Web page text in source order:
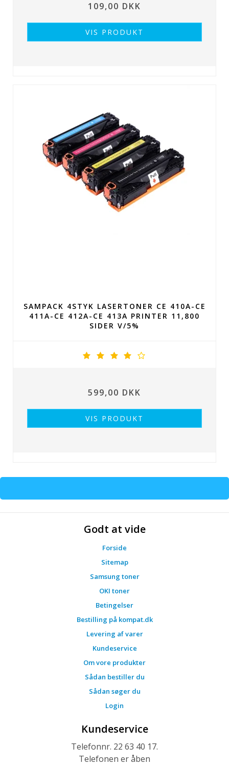
109,00 DKK
VIS PRODUKT
SAMPACK 4STYK LASERTONER CE 410A-CE
411A-CE 412A-CE 413A PRINTER 11,800
SIDER V/5%
599,00 DKK
VIS PRODUKT
Godt at vide
Forside
Sitemap
Samsung toner
OKI toner
Betingelser
Bestilling på kompat.dk
Levering af varer
Kundeservice
Om vore produkter
Sådan bestiller du
Sådan søger du
Login
Kundeservice
Telefonnr. 22 63 40 17.
Telefonen er åben